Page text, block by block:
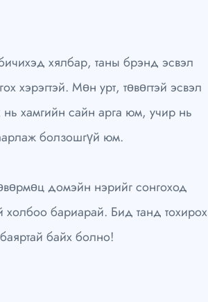
хялбар, таны брэнд эсвэл
хэрэгтэй. Мөн урт, төвөгтэй эсвэл
хамгийн сайн арга юм, учир нь
болзошгүй юм.
домэйн нэрийг сонгоход
холбоо бариарай. Бид танд тохирох
байх болно!